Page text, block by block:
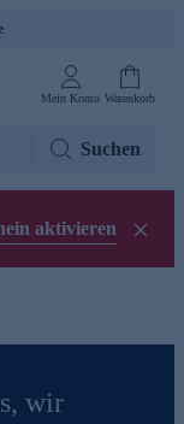
Mein Konto Warenkorb
Suchen
aktivieren
wir